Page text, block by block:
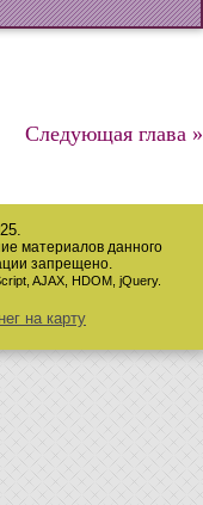
Следующая глава »
материалов данного
запрещено.
AJAX, HDOM, jQuery.
на карту